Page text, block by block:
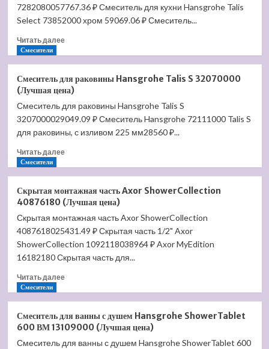
Metris
Select
(Лучшая
7282080057767.36 ₽ Смеситель для кухни Hansgrohe Talis
Select 73852000 хром 59069.06 ₽ Смеситель...
Читать далееПрочитать
для
кухни
Hansgrohe
Talis
Select
72820800
цена)
Смесители
Смеситель для раковины Hansgrohe Talis S 32070000
(Лучшая цена)
Смеситель для раковины Hansgrohe Talis S
3207000029049.09 ₽ Смеситель Hansgrohe 72111000 Talis S
для раковины, с изливом 225 мм28560 ₽...
Читать далееПрочитать
для
раковины
Hansgrohe
Talis
S
(Лучшая
цена)
Смесители
Скрытая монтажная часть Axor ShowerCollection
40876180 (Лучшая цена)
Скрытая монтажная часть Axor ShowerCollection
4087618025431.49 ₽ Скрытая часть 1/2" Axor
ShowerCollection 1092118038964 ₽ Axor MyEdition
16182180 Скрытая часть для...
Читать далееПрочитать
монтажная
часть
Axor
Смесители
Смеситель для ванны с душем Hansgrohe ShowerTablet
600 ВМ 13109000 (Лучшая цена)
Смеситель для ванны с душем Hansgrohe ShowerTablet 600